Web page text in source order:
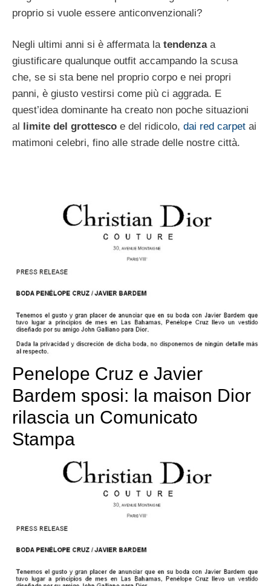
proprio si vuole essere anticonvenzionali?
Negli ultimi anni si è affermata latendenzaa
giustificare qualunque outfit accampando la scusa
che, se si sta bene nel proprio corpo e nei propri
panni, è giusto vestirsi come più ci aggrada. E
quest’idea dominante ha creato non poche situazioni
al
limite del grottesco e del ridicolo, dai red carpet ai
matimoni celebri, fino alle strade delle nostre città.
Penelope Cruz e Javier
Bardem sposi: la maison Dior
rilascia un Comunicato
Stampa